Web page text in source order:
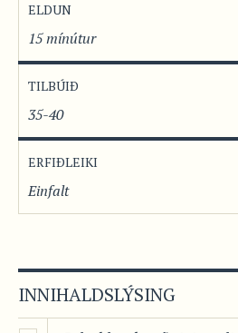
ELDUN
15 mínútur
TILBÚIÐ
35-40
ERFIÐLEIKI
Einfalt
INNIHALDSLÝSING